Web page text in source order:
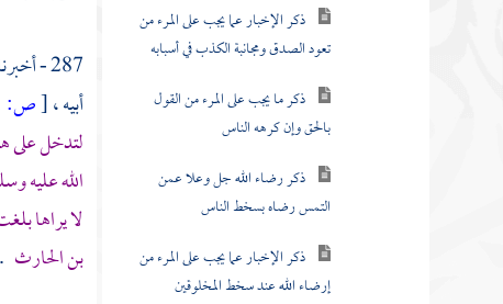
ذكر الإخبار عما يجب على المرء من
تعود الصدق ومجانبة الكذب في أسبابه
ذكر ما يجب على المرء من القول
بالحق وإن كرهه الناس
ذكر رضاء الله جل وعلا عمن
التمس رضاه بسخط الناس
ذكر الإخبار عما يجب على المرء من
إرضاء الله عند سخط المخلوقين
287 - أخبرنا
أبيه،[ص:
لتدخل على
الله عليه
لا يراها
بن الحارث .